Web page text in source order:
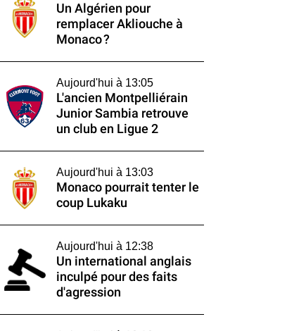
Un Algérien pour
remplacer Akliouche à
Monaco ?
Aujourd'hui à 13:05
L'ancien Montpelliérain
Junior Sambia retrouve
un club en Ligue 2
Aujourd'hui à 13:03
Monaco pourrait tenter le
coup Lukaku
Aujourd'hui à 12:38
Un international anglais
inculpé pour des faits
d'agression